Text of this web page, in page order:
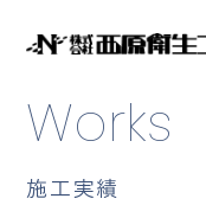
本文にスキップ
Works
施工実績